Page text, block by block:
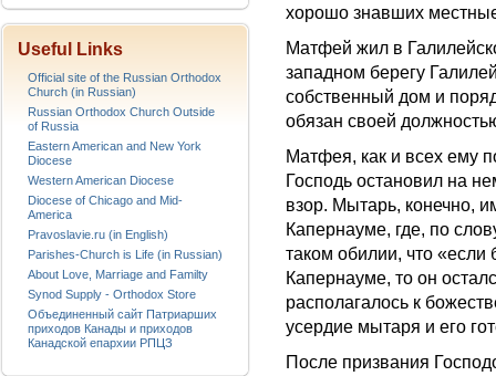
хорошо знавших
Матфей жил в
западном берегу
собственный дом и
обязан своей
Матфея, как и всех ему
Господь остановил на
взор. Мытарь, конечно,
Капернауме, где, по
таком обилии, что
Капернауме, то он
располагалось к
усердие мытаря и его
После призвания
Useful Links
Official site of the Russian Orthodox
Church (in Russian)
Russian Orthodox Church Outside
of Russia
Eastern American and New York
Diocese
Western American Diocese
Diocese of Chicago and Mid-
America
Pravoslavie.ru (in English)
Parishes-Church is Life (in Russian)
About Love, Marriage and Familty
Synod Supply - Orthodox Store
Объединенный сайт Патриарших
приходов Канады и приходов
Канадской епархии РПЦЗ